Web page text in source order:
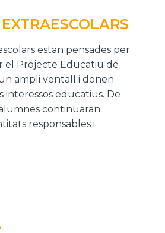
estan pensades per
el Projecte Educatiu de
ampli ventall i donen
interessos educatius. De
continuaran
responsables i